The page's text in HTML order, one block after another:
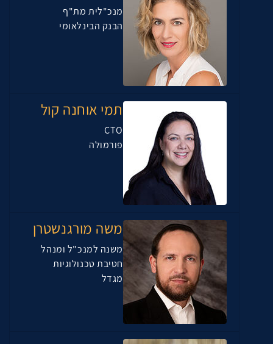
מנכ"לית מת"ף
הבנק הבינלאומי
תמי אוחנה קול
CTO
פורמולה
משה מורגנשטרן
משנה למנכ"ל ומנהל
חטיבת טכנולוגיות
מגדל